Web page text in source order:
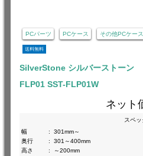
PCパーツ PCケース その他PCケース
送料無料
SilverStone シルバーストーン
FLP01 SST-FLP01W
ネット
スペッ
幅
:
301mm～
奥行
:
301～400mm
高さ
:
～200mm